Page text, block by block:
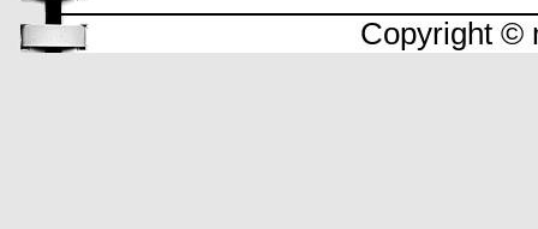
Copyright ©